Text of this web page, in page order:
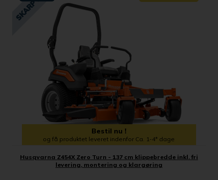
Bestil nu !
og få produktet leveret indenfor Ca. 1-4* dage
Husqvarna Z454X Zero Turn - 137 cm klippebredde inkl. fri
levering, montering og klargøring